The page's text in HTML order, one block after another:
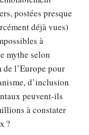
postées presque
déjà vues)
à
mythe selon
l’Europe pour
d’inclusion
peuvent-ils
à constater
?